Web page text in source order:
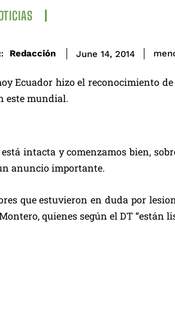
Redacción June 14, 2014
Ecuador hizo el reconocimiento
este mundial.
intacta y comenzamos bien,
anuncio importante.
que estuvieron en duda por
quienes según el DT “están